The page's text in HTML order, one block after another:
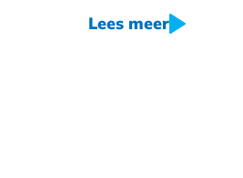
Lees meer